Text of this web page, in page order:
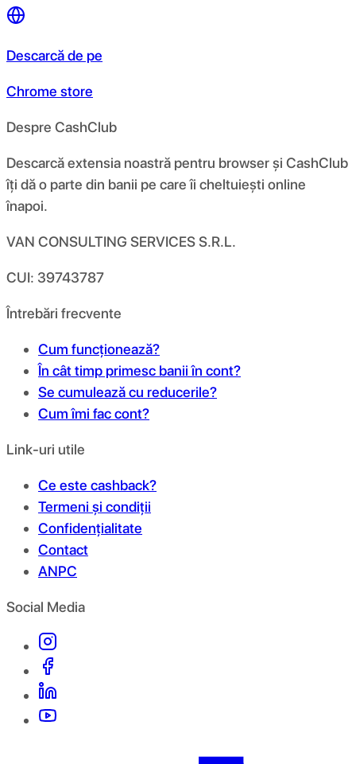
Descarcă de pe
Chrome store
Despre CashClub
Descarcă extensia noastră pentru browser și CashClub
îți dă o parte din banii pe care îi cheltuiești online
înapoi.
VAN CONSULTING SERVICES S.R.L.
CUI: 39743787
Întrebări frecvente
Cum funcționează?
În cât timp primesc banii în cont?
Se cumulează cu reducerile?
Cum îmi fac cont?
Link-uri utile
Ce este cashback?
Termeni și condiții
Confidențialitate
Contact
ANPC
Social Media